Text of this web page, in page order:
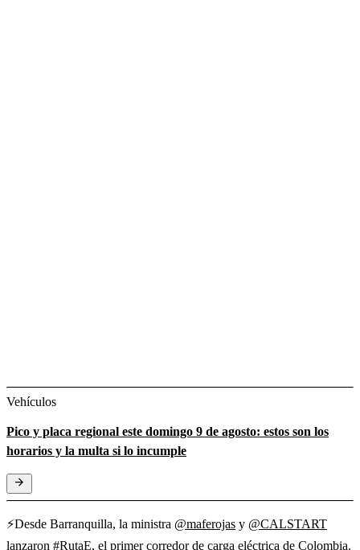
Vehículos
Pico y placa regional este domingo 9 de agosto: estos son los
horarios y la multa si lo incumple
⚡Desde Barranquilla, la ministra @maferojas y @CALSTART
lanzaron #RutaE, el primer corredor de carga eléctrica de Colombia.